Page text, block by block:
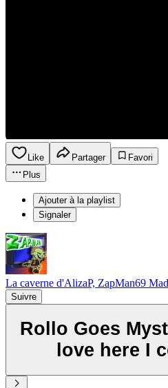
Like Partager
Favori
Plus
Ajouter à la playlist
Signaler
La caverne d'AlizaP, ZapMan69
Suivre
Rollo Goes
love here I